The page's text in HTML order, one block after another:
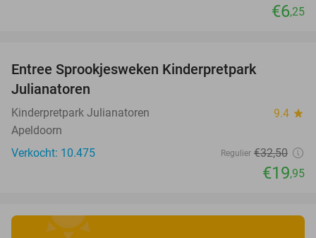
€6,25
Entree Sprookjesweken Kinderpretpark
Julianatoren
Kinderpretpark Julianatoren 9.4 star
Apeldoorn
Verkocht: 10.475
Regulier €32,50
€19,95